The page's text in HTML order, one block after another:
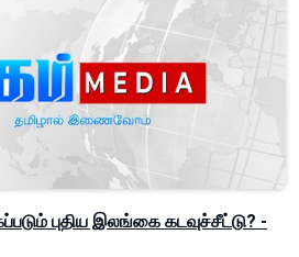
புதிய இலங்கை கடவுச்சீட்டு? -